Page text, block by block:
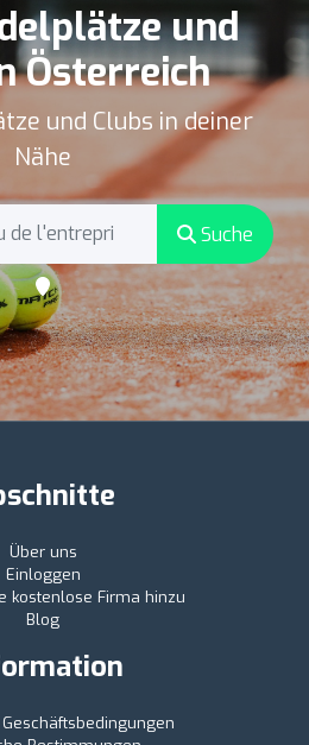
und
Österreich
und Clubs in deiner
Nähe
Suche
Über uns
Einloggen
kostenlose Firma hinzu
Blog